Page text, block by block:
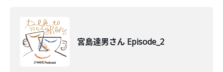
宮島達男さん Episode_2